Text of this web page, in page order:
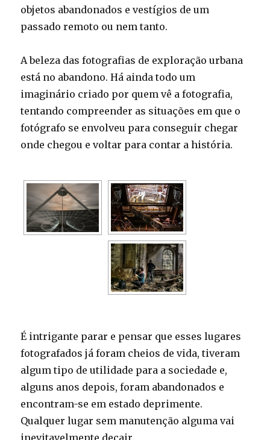
objetos abandonados e vestígios de um
passado remoto ou nem tanto.
A beleza das fotografias de exploração urbana
está no abandono. Há ainda todo um
imaginário criado por quem vê a fotografia,
tentando compreender as situações em que o
fotógrafo se envolveu para conseguir chegar
onde chegou e voltar para contar a história.
É intrigante parar e pensar que esses lugares
fotografados já foram cheios de vida, tiveram
algum tipo de utilidade para a sociedade e,
alguns anos depois, foram abandonados e
encontram-se em estado deprimente.
Qualquer lugar sem manutenção alguma vai